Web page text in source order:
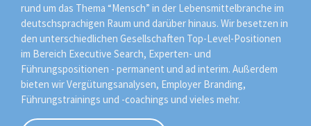
rund um das Thema “Mensch” in der Lebensmittelbranche im
deutschsprachigen Raum und darüber hinaus. Wir besetzen in
den unterschiedlichen Gesellschaften Top-Level-Positionen
im Bereich Executive Search, Experten- und
Führungspositionen - permanent und ad interim. Außerdem
bieten wir Vergütungsanalysen, Employer Branding,
Führungstrainings und -coachings und vieles mehr.